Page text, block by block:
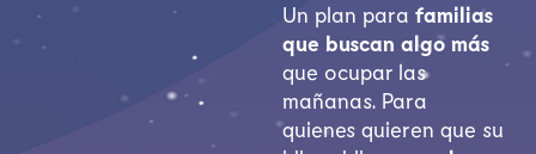
Un plan para familias
que buscan algo más
que ocupar las
mañanas. Para
quienes quieren que su